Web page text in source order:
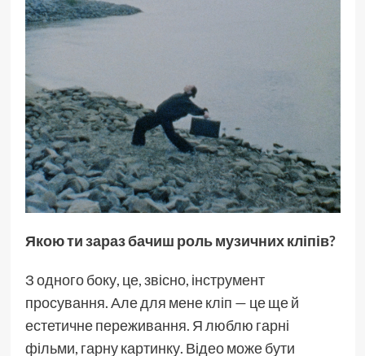
Якою ти зараз бачиш роль музичних кліпів?
З одного боку, це, звісно, інструмент
просування. Але для мене кліп — це ще й
естетичне переживання. Я люблю гарні
фільми, гарну картинку. Відео може бути